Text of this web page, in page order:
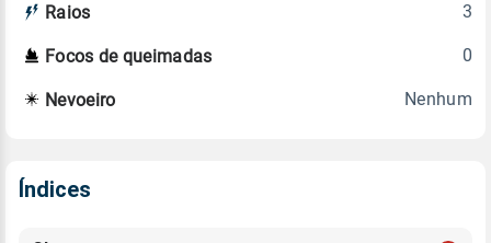
Raios 3
Focos de queimadas 0
Nevoeiro Nenhum
Índices